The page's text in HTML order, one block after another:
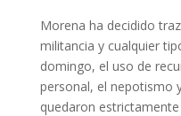
Morena ha decidido
militancia y cualquier
domingo, el uso de
personal, el nepotismo
quedaron